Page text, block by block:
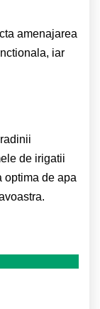
amenajarea
iar
de irigatii
optima de apa